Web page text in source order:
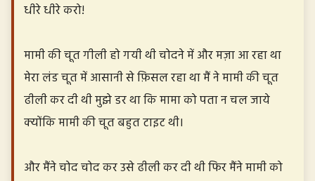
धीरे धीरे करो!
मामी की चूत गीली हो गयी थी चोदने में और मज़ा आ रहा था
मेरा लंड चूत में आसानी से फ़िसल रहा था मैं ने मामी की चूत
ढीली कर दी थी मुझे डर था कि मामा को पता न चल जाये
क्योंकि मामी की चूत बहुत टाइट थी।
और मैंने चोद चोद कर उसे ढीली कर दी थी फिर मैंने मामी को